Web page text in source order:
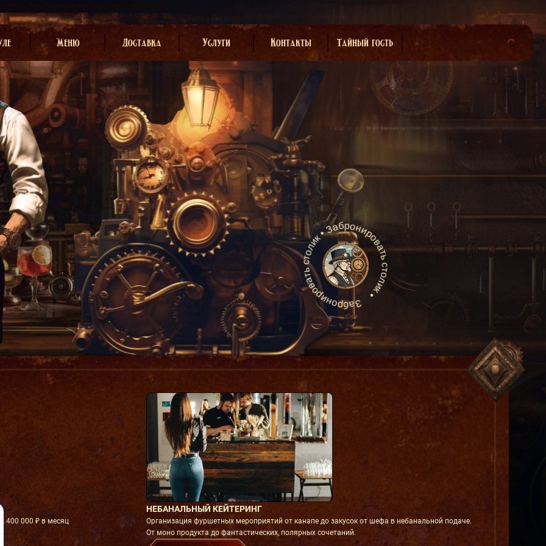
Забронировать столик • Забронировать столик •
Меню
Кухня
Карта бара
Доставка
Доставка Услуги
Выездной бар
Учебный центр
Пищевой лёд
Заготовочный цех
Контакты Тайный гость
400 000 ₽ в месяц
НЕБАНАЛЬНЫЙ КЕЙТЕРИНГ
Организация фуршетных мероприятий от канапе до закусок от шефа в небанальной подаче.
От моно продукта до фантастических, полярных сочетаний.